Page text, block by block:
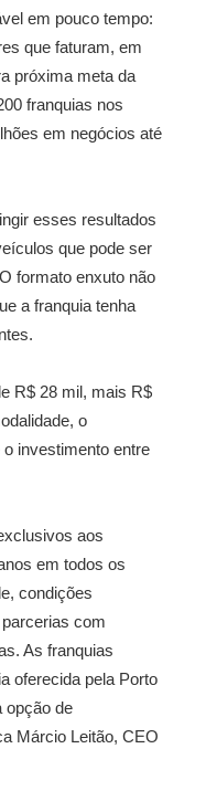
em pouco tempo:
que faturam, em
próxima meta da
franquias nos
em negócios até
esses resultados
que pode ser
formato enxuto não
a franquia tenha
R$ 28 mil, mais R$
o
investimento entre
aos
em todos os
condições
com
As franquias
oferecida pela Porto
opção de
Márcio Leitão, CEO